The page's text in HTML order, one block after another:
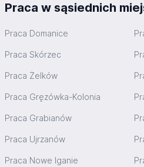
Praca w sąsiednich
Praca Domanice
Praca Skórzec
Praca Żelków
Praca Gręzówka-Kolonia
Praca Grabianów
Praca Ujrzanów
Praca Nowe Iganie